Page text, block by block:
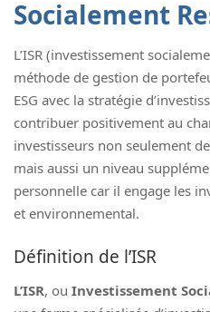
Socialement
L’ISR (investissement
méthode de gestion de
ESG avec la stratégie
contribuer positivement au
investisseurs non seulement
mais aussi un niveau
personnelle car il engage les
et environnemental.
Définition de l’ISR
L’ISR, ou Investissement